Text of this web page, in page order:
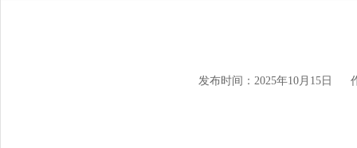
发布时间：2025年10月15日